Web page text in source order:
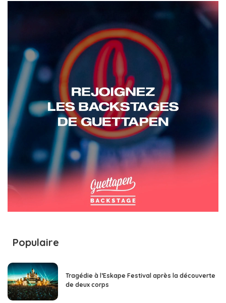
Populaire
Tragédie à l’Eskape Festival après la découverte
de deux corps